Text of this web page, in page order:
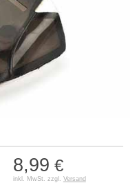
8,99 €
inkl. MwSt. zzgl. Versand